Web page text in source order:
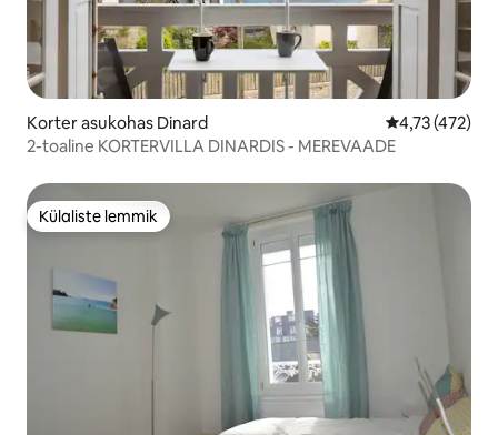
Korter asukohas Dinard Keskmine
4,73 (472)
2-toaline KORTERVILLA DINARDIS - MEREVAADE
Külaliste lemmik
Külaliste lemmik